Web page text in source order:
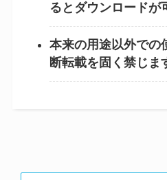
るとダウンロードが
本来の用途以外での
断転載を固く禁じま